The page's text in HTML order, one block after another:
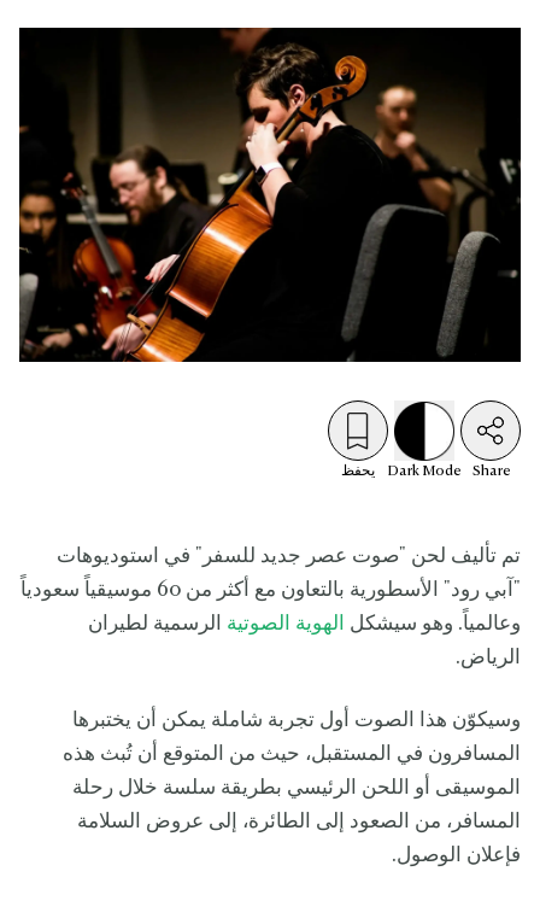
Share
Dark Mode يحفظ
تم تأليف لحن "صوت عصر جديد للسفر" في استوديوهات
"آبي رود" الأسطورية بالتعاون مع أكثر من 60 موسيقياً سعودياً
وعالمياً. وهو سيشكل
الهوية الصوتية الرسمية لطيران
الرياض.
وسيكوّن هذا الصوت أول تجربة شاملة يمكن أن يختبرها
المسافرون في المستقبل، حيث من المتوقع أن تُبث هذه
الموسيقى أو اللحن الرئيسي بطريقة سلسة خلال رحلة
المسافر، من الصعود إلى الطائرة، إلى عروض السلامة
فإعلان الوصول.